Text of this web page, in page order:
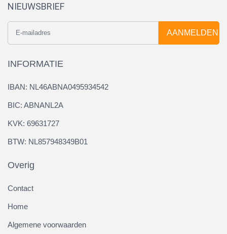
NIEUWSBRIEF
AANMELDEN
INFORMATIE
IBAN: NL46ABNA0495934542
BIC: ABNANL2A
KVK: 69631727
BTW: NL857948349B01
Overig
Contact
Home
Algemene voorwaarden